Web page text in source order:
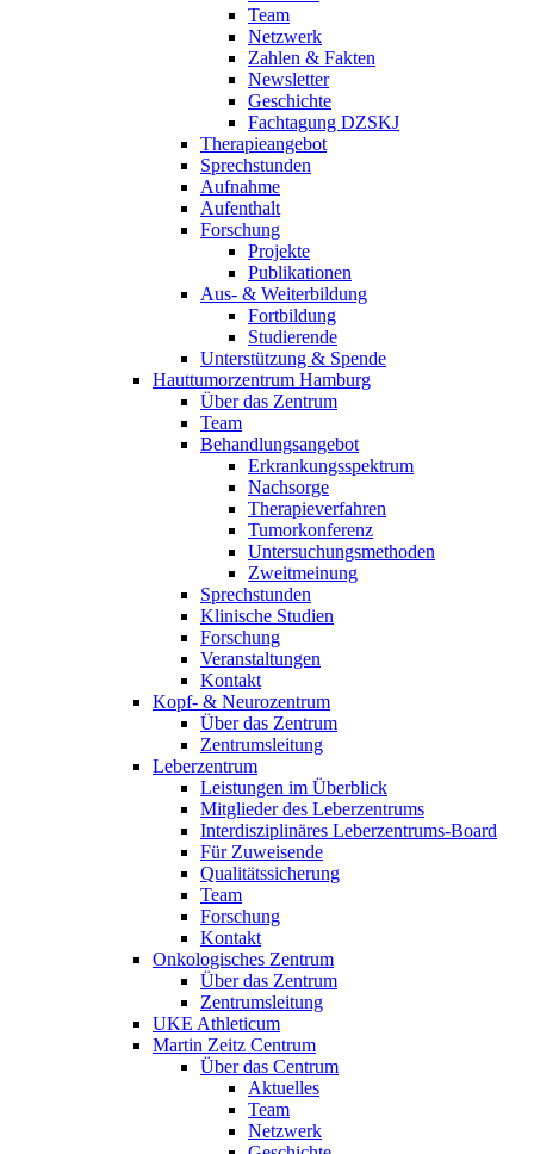
Team
Netzwerk
Zahlen & Fakten
Newsletter
Geschichte
Fachtagung DZSKJ
Therapieangebot
Sprechstunden
Aufnahme
Aufenthalt
Forschung
Projekte
Publikationen
Aus- & Weiterbildung
Fortbildung
Studierende
Unterstützung & Spende
Hauttumorzentrum Hamburg
Über das Zentrum
Team
Behandlungsangebot
Erkrankungsspektrum
Nachsorge
Therapieverfahren
Tumorkonferenz
Untersuchungsmethoden
Zweitmeinung
Sprechstunden
Klinische Studien
Forschung
Veranstaltungen
Kontakt
Kopf- & Neurozentrum
Über das Zentrum
Zentrumsleitung
Leberzentrum
Leistungen im Überblick
Mitglieder des Leberzentrums
Interdisziplinäres Leberzentrums-Board
Für Zuweisende
Qualitätssicherung
Team
Forschung
Kontakt
Onkologisches Zentrum
Über das Zentrum
Zentrumsleitung
UKE Athleticum
Martin Zeitz Centrum
Über das Centrum
Aktuelles
Team
Netzwerk